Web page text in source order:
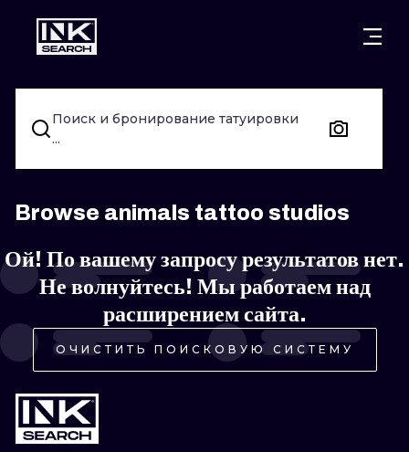
ГОРОДА ВАРШАВА
КРАКОВ ВРОЦЛАВ
БЕРЛИН ЛОНДОН
ГЕЙДЕЛЬБЕРГ ЭДИНБУРГ
ПРАГА ВЕНА
АФИНЫ БУДАПЕШТ
СТИЛИ
НАДПИСИ
НЬЮСКУЛ
ТРАЙБЛ
ЯПОНСКИЙ
Поиск и бронирование татуировки
...
Browse animals tattoo studios
Ой! По вашему запросу результатов нет.
Не волнуйтесь! Мы работаем над
расширением сайта.
ОЧИСТИТЬ ПОИСКОВУЮ СИСТЕМУ